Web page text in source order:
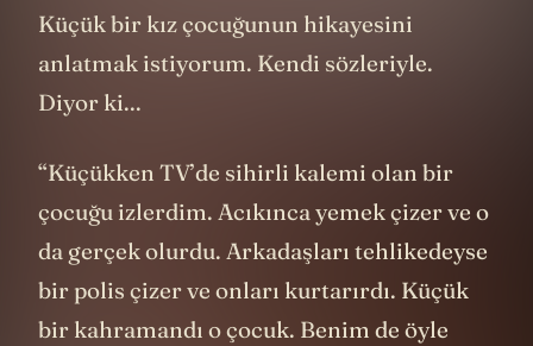
Küçük bir kız çocuğunun hikayesini
anlatmak istiyorum. Kendi sözleriyle.
Diyor ki...
“Küçükken TV’de sihirli kalemi olan bir
çocuğu izlerdim. Acıkınca yemek çizer ve o
da gerçek olurdu. Arkadaşları tehlikedeyse
bir polis çizer ve onları kurtarırdı. Küçük
bir kahramandı o çocuk. Benim de öyle